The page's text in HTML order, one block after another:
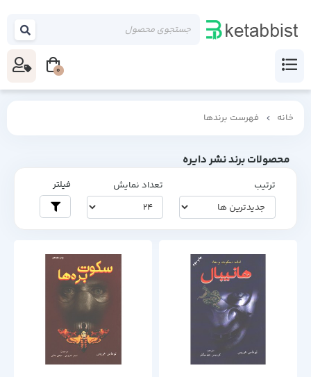
خانه فهرست برندها
محصولات برند نشر دایره
ترتیب تعداد نمایش فیلتر
0